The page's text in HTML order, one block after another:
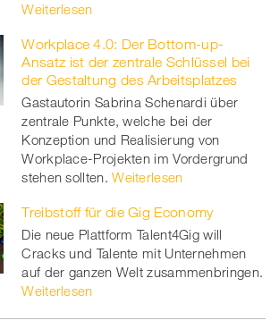
Weiterlesen
Workplace 4.0: Der Bottom-up-
Ansatz ist der zentrale Schlüssel bei
der Gestaltung des Arbeitsplatzes
Gastautorin Sabrina Schenardi über
zentrale Punkte, welche bei der
Konzeption und Realisierung von
Workplace-Projekten im Vordergrund
stehen sollten. Weiterlesen
Treibstoff für die Gig Economy
Die neue Plattform Talent4Gig will
Cracks und Talente mit Unternehmen
auf der ganzen Welt zusammenbringen.
Weiterlesen